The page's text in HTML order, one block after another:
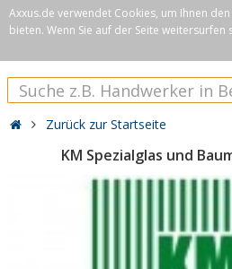
Axxus.de verwendet Cookies, um Ihnen
bieten. Wenn Sie auf der Seite weitersurfen
Zurück zur Startseite
KM Spezialglas und